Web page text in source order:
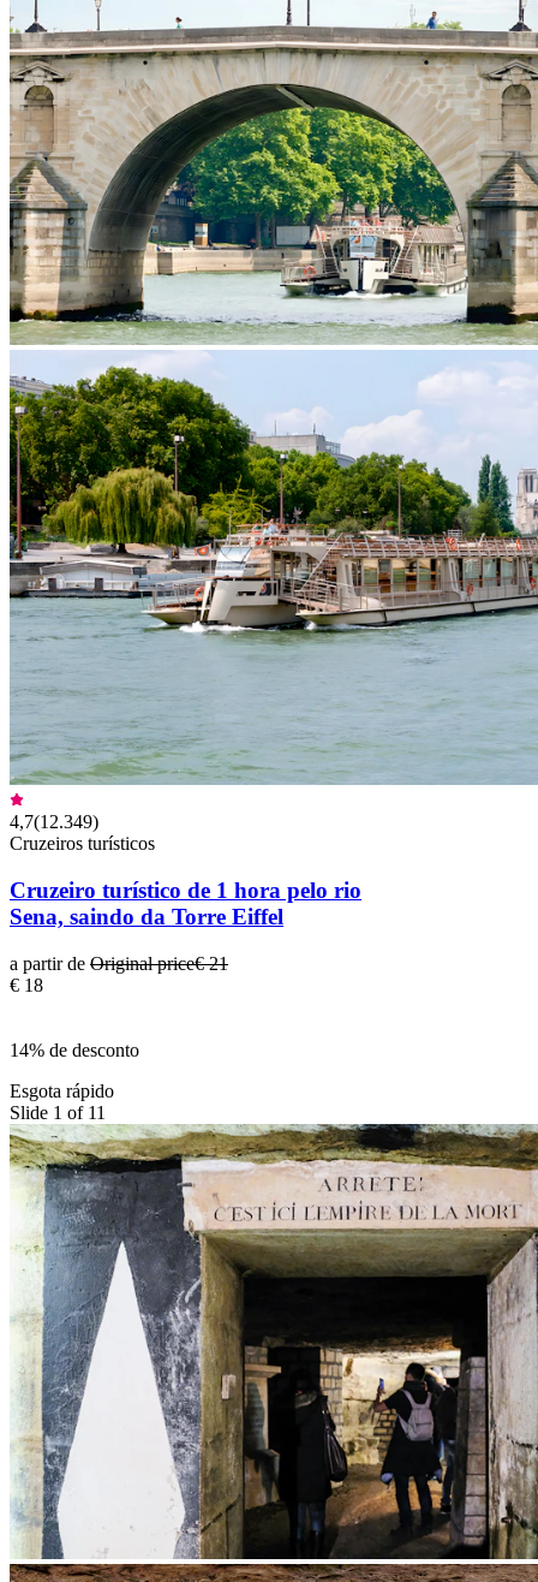
4,7(12.349)
Cruzeiros turísticos
Cruzeiro turístico de 1 hora pelo rio
Sena, saindo da Torre Eiffel
a partir de Original price€ 21
€ 18
14% de desconto
Esgota rápido
Slide 1 of 11